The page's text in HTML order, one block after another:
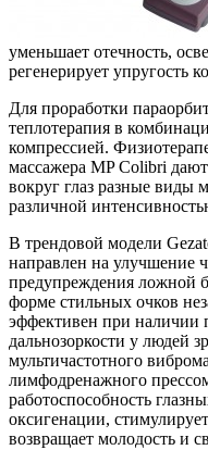
уменьшает отечность,
регенерирует упругость
Для проработки
теплотерапия в
компрессией.
массажера MP Colibri
вокруг глаз разные виды
различной
В трендовой модели
направлен на улучшение
предупреждения ложной
форме стильных очков
эффективен при наличии
дальнозоркости у людей
мультичастотного
лимфодренажного
работоспособность
оксигенации,
возвращает молодость и